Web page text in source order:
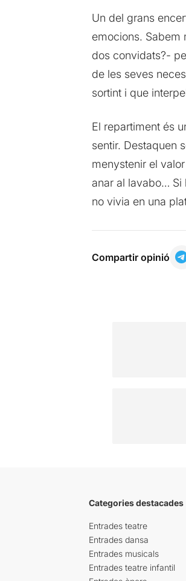
Un del grans
emocions. Sabem
dos convidats?-
de les seves
sortint i que
El repartiment és
sentir. Destaquen
menystenir el
anar al lavabo… Si
no vivia en una
Compartir opinió
Categories destacades
Entrades teatre
Entrades dansa
Entrades musicals
Entrades teatre infantil